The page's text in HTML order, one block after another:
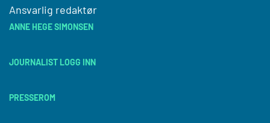
Ansvarlig redaktør
ANNE HEGE SIMONSEN
JOURNALIST LOGG INN
PRESSEROM